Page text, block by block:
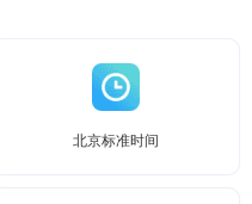
北京标准时间